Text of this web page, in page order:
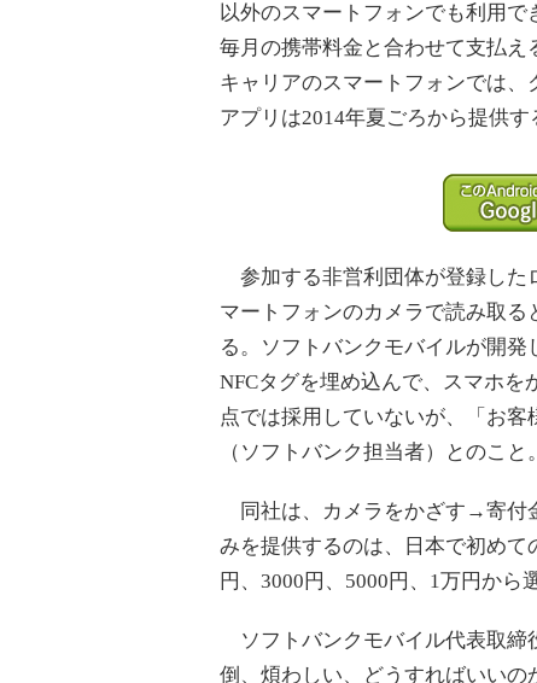
以外のスマートフォンでも利用で
毎月の携帯料金と合わせて支払
キャリアのスマートフォンでは
アプリは2014年夏ごろから提供す
参加する非営利団体が登録した
マートフォンのカメラで読み取
る。ソフトバンクモバイルが開
NFCタグを埋め込んで、スマホ
点では採用していないが、「お客
（ソフトバンク担当者）とのこと。
同社は、カメラをかざす→寄付
みを提供するのは、日本で初めて
円、3000円、5000円、1万円から
ソフトバンクモバイル代表取締
倒、煩わしい、どうすればいい